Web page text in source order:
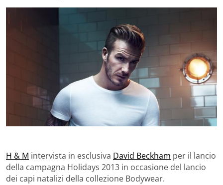
H & M intervista in esclusiva David Beckham per il lancio
della campagna Holidays 2013 in occasione del lancio
dei capi natalizi della collezione Bodywear.